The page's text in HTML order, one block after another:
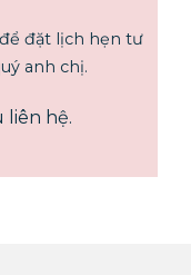
đặt lịch hẹn tư
anh chị.
liên hệ.